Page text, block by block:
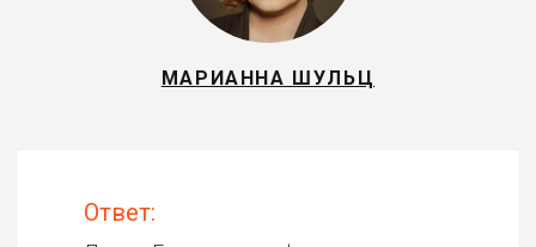
МАРИАННА ШУЛЬЦ
Ответ: